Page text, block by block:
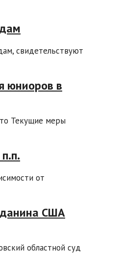
свидетельствуют
юниоров в
Текущие меры
от
США
областной суд